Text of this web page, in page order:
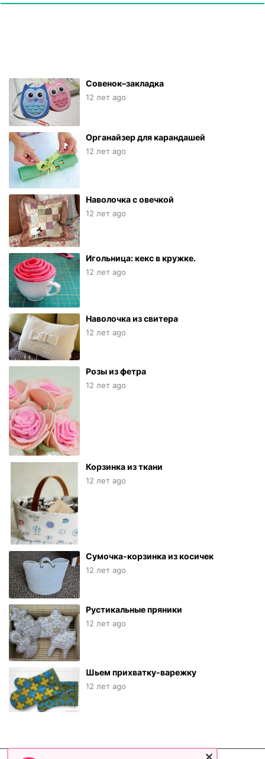
Совенок–закладка
12 лет ago
Органайзер для карандашей
12 лет ago
Наволочка с овечкой
12 лет ago
Игольница: кекс в кружке.
12 лет ago
Наволочка из свитера
12 лет ago
Розы из фетра
12 лет ago
Корзинка из ткани
12 лет ago
Сумочка-корзинка из косичек
12 лет ago
Рустикальные пряники
12 лет ago
Шьем прихватку-варежку
12 лет ago